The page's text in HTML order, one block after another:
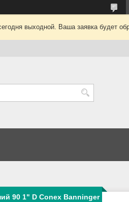
выходной. Ваша заявка будет
90 1" D Conex Banninger